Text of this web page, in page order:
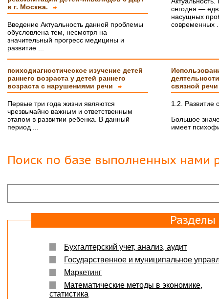
Ксения
16.01.2018
Спасибо большое!!! Очень приятно с Вами
сотрудничать!
Ольга
Светлана, добрый день! Хочу сказать Вам и
курсовую работу!!! оценили на \5\!))
Буду еще к Вам обращаться!!
СПАСИБО!!!
Вера
07.03.18
Защита прошла на отлично. Спасибо большое :)
Яна
06.10.2017
Спасибо, что ВЫ есть!!!
в г. Москва.
➨
Введение Актуальность данной проблемы
обусловлена тем, несмотря на
значительный прогресс медицины и
развитие ...
сегодня —
насущных
современных
психодиагностическое изучение детей
раннего возраста у детей раннего
возраста с нарушениями речи
➨
Первые три года жизни являются
чрезвычайно важным и ответственным
этапом в развитии ребенка. В данный
период ...
связной
1.2. Развитие
Большое
имеет
Поиск по базе выполненных нами
Бухгалтерский учет, анализ, аудит
Государственное и муниципальное
Маркетинг
Математические методы в экономике,
статистика